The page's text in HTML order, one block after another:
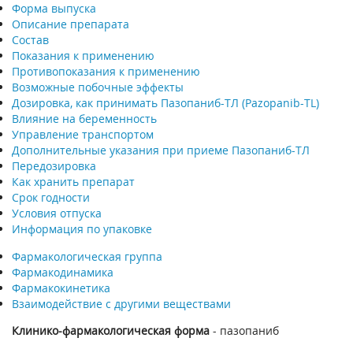
Форма выпуска
Описание препарата
Состав
Показания к применению
Противопоказания к применению
Возможные побочные эффекты
Дозировка, как принимать Пазопаниб-ТЛ (Pazopanib-TL)
Влияние на беременность
Управление транспортом
Дополнительные указания при приеме Пазопаниб-ТЛ
Передозировка
Как хранить препарат
Срок годности
Условия отпуска
Информация по упаковке
Фармакологическая группа
Фармакодинамика
Фармакокинетика
Взаимодействие с другими веществами
Клинико-фармакологическая форма - пазопаниб